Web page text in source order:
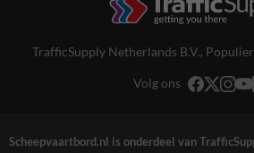
TrafficSupply Netherlands B.V.,
Volg ons
Scheepvaartbord.nl is onderdeel van